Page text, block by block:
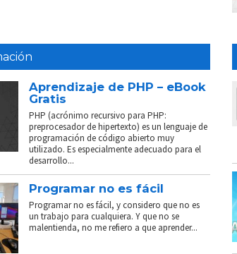
Aprendizaje de PHP – eBook
Gratis
PHP (acrónimo recursivo para PHP:
preprocesador de hipertexto) es un lenguaje de
programación de código abierto muy
utilizado. Es especialmente adecuado para el
desarrollo...
Programar no es fácil
Programar no es fácil, y considero que no es
un trabajo para cualquiera. Y que no se
malentienda, no me refiero a que aprender...